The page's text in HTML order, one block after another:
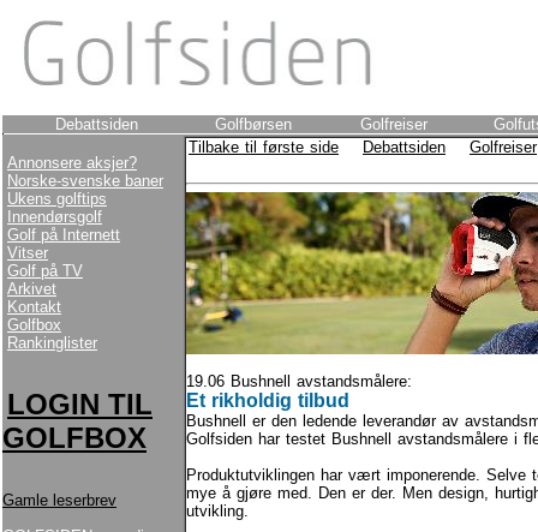
Debattsiden Golfbørsen Golfreiser
Annonsere aksjer?
Norske-svenske baner
Ukens golftips
Innendørsgolf
Golf på Internett
Vitser
Golf på TV
Arkivet
Kontakt
Golfbox
Rankinglister
LOGIN TIL
GOLFBOX
Gamle leserbrev
Tilbake til første side Debattsiden Golfreiser
19.06 Bushnell avstandsmålere:
Et rikholdig tilbud
Bushnell er den ledende leverandør av
Golfsiden har testet Bushnell avstandsmålere i
Produktutviklingen har vært imponerende. Selve
mye å gjøre med. Den er der. Men design,
utvikling.